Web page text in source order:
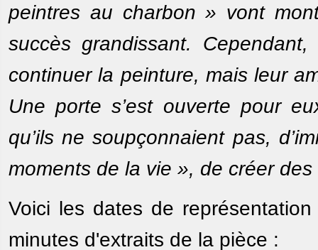
peintres au charbon » vont
succès grandissant.
continuer la peinture, mais leur
Une porte s’est ouverte pour
qu’ils ne soupçonnaient pas,
moments de la vie », de créer
Voici les dates de
minutes d'extraits de la pièce :